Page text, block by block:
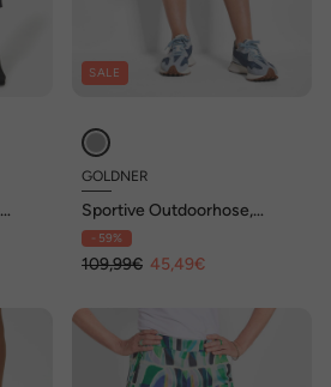
SALE
GOLDNER
Sportive Outdoorhose,
elastischer Bund
- 59%
109,99€ 45,49€